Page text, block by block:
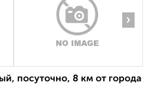
›
посуточно, 8 км от города